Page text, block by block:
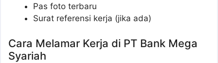
Pas foto terbaru
Surat referensi kerja (jika ada)
Cara Melamar Kerja di PT Bank Mega
Syariah